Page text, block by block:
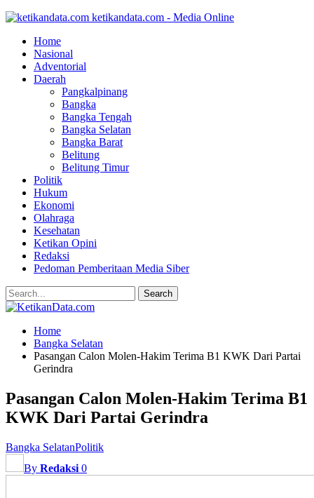
ketikandata.com - Media Online
Home
Nasional
Adventorial
Daerah
Pangkalpinang
Bangka
Bangka Tengah
Bangka Selatan
Bangka Barat
Belitung
Belitung Timur
Politik
Hukum
Ekonomi
Olahraga
Kesehatan
Ketikan Opini
Redaksi
Pedoman Pemberitaan Media Siber
Home
Bangka Selatan
Pasangan Calon Molen-Hakim Terima B1 KWK Dari Partai
Gerindra
Pasangan Calon Molen-Hakim Terima B1
KWK Dari Partai Gerindra
Bangka SelatanPolitik
By Redaksi 0